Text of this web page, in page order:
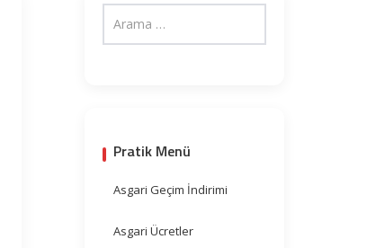
Pratik Menü
Asgari Geçim İndirimi
Asgari Ücretler